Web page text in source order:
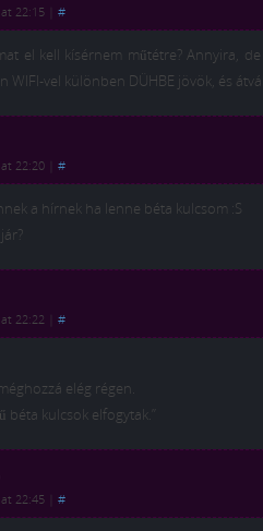
22:15 #
el kell kísérnem műtétre? Annyira,
WIFI-vel különben DÜHBE jövök, és
22:20 #
a hírnek ha lenne béta kulcsom :S
22:22 #
elég régen.
béta kulcsok elfogytak.”
22:45 #